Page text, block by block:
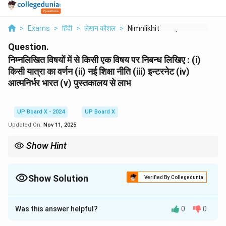
> Exams > हिंदी > लेखन कौशल > Nimnlikhit Vishyon M...
Question.
निम्नलिखित विषयों में से किसी एक विषय पर निबन्ध लिखिए : (i)
किसी यात्रा का वर्णन (ii) नई शिक्षा नीति (iii) इन्टरनेट (iv)
आत्मनिर्भर भारत (v) पुस्तकालय से लाभ
UP Board X - 2024
UP Board X
Updated On: Nov 11, 2025
Show Hint
अपनी बात को प्रमाणित करने के लिए तथ्य और उदाहरण दें।
Show Solution Verified By Collegedunia
Solution and Explanation
(iii) इन्टरनेट
Was this answer helpful? 0 0